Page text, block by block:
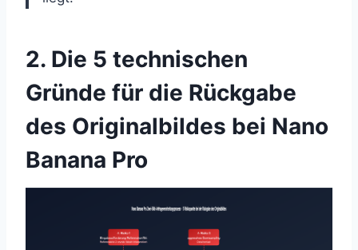
2. Die 5 technischen
Gründe für die Rückgabe
des Originalbildes bei Nano
Banana Pro